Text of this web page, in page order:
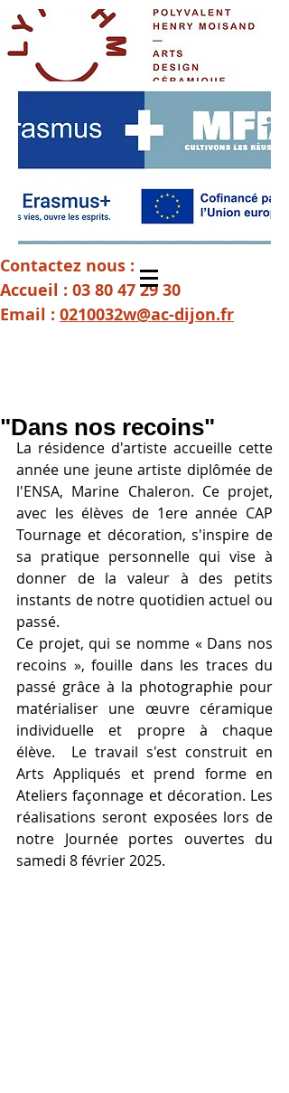
Contactez nous :
Accueil : 03 80 47 29 30
Email : 0210032w@ac-dijon.fr
"Dans nos recoins"
La résidence d'artiste accueille cette
année une jeune artiste diplômée de
l'ENSA, Marine Chaleron. Ce projet,
avec les élèves de 1ere année CAP
Tournage et décoration, s'inspire de
sa pratique personnelle qui vise à
donner de la valeur à des petits
instants de notre quotidien actuel ou
passé.
Ce projet, qui se nomme « Dans nos
recoins », fouille dans les traces du
passé grâce à la photographie pour
matérialiser une œuvre céramique
individuelle et propre à chaque
élève.  Le travail s'est construit en
Arts Appliqués et prend forme en
Ateliers façonnage et décoration. Les
réalisations seront exposées lors de
notre Journée portes ouvertes du
samedi 8 février 2025.